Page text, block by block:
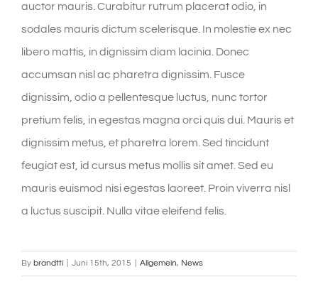
auctor mauris. Curabitur rutrum placerat odio, in
sodales mauris dictum scelerisque. In molestie ex nec
libero mattis, in dignissim diam lacinia. Donec
accumsan nisl ac pharetra dignissim. Fusce
dignissim, odio a pellentesque luctus, nunc tortor
pretium felis, in egestas magna orci quis dui. Mauris et
dignissim metus, et pharetra lorem. Sed tincidunt
feugiat est, id cursus metus mollis sit amet. Sed eu
mauris euismod nisi egestas laoreet. Proin viverra nisl
a luctus suscipit. Nulla vitae eleifend felis.
By brandtti Juni 15th, 2015 Allgemein, News